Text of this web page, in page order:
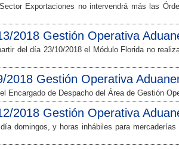
Exportaciones no intervendrá más las
2018 Gestión Operativa
del día 23/10/2018 el Módulo Florida no
2018 Gestión Operativa
Encargado de Despacho del Área de Gestión
2018 Gestión Operativa
domingos, y horas inhábiles para